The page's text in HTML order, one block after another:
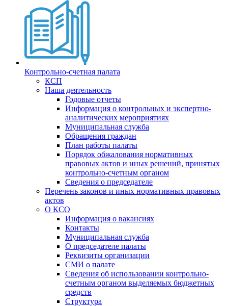
Контрольно-счетная палата
КСП
Наша деятельность
Годовые отчеты
Информация о контрольных и экспертно-
аналитических мероприятиях
Муниципальная служба
Обращения граждан
План работы палаты
Порядок обжалования нормативных
правовых актов и иных решений, принятых
контрольно-счетным органом
Сведения о председателе
Перечень законов и иных нормативных правовых
актов
О КСО
Информация о вакансиях
Контакты
Муниципальная служба
О председателе палаты
Реквизиты организации
СМИ о палате
Сведения об использовании контрольно-
счетным органом выделяемых бюджетных
средств
Структура